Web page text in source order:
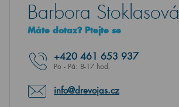
Barbora Stoklasová
Máte dotaz? Ptejte se
+420 461 653 937
Po - Pá: 8-17 hod.
info@drevojas.cz